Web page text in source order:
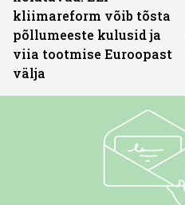
kliimareform võib tõsta
põllumeeste kulusid ja
viia tootmise Euroopast
välja